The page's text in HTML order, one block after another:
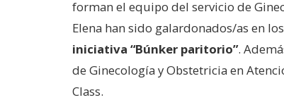
forman el equipo del servicio de
Elena han sido galardonados/as en
iniciativa “Búnker paritorio”.
de Ginecología y Obstetricia en
Class.